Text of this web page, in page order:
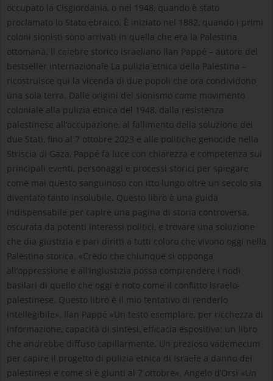
occupato la Cisgiordania, o nel 1948, quando è stato
proclamato lo Stato ebraico. È iniziato nel 1882, quando i primi
coloni sionisti sono arrivati in quella che era la Palestina
ottomana. Il celebre storico israeliano Ilan Pappé – autore del
bestseller internazionale La pulizia etnica della Palestina –
ricostruisce qui la vicenda di due popoli che ora condividono
una sola terra. Dalle origini del sionismo come movimento
coloniale alla pulizia etnica del 1948, dalla resistenza
palestinese all’occupazione, al fallimento della soluzione dei
due Stati, fino al 7 ottobre 2023 e alle politiche genocide nella
Striscia di Gaza, Pappé fa luce con chiarezza e competenza sui
principali eventi, personaggi e processi storici per spiegare
come mai questo sanguinoso con itto lungo oltre un secolo sia
diventato tanto insolubile. Questo libro è una guida
indispensabile per capire una pagina di storia controversa,
oscurata da potenti interessi politici, e trovare una soluzione
che dia giustizia e pari diritti a tutti coloro che vivono oggi nella
Palestina storica. «Credo che chiunque si opponga
all’oppressione e all’ingiustizia possa comprendere i nodi
basilari di quello che oggi è noto come il conflitto israelo-
palestinese. Questo libro è il mio tentativo di renderlo
intellegibile». Ilan Pappé «Un testo esemplare, per ricchezza di
informazione, capacità di sintesi, efficacia espositiva: un libro
che andrebbe diffuso capillarmente. Un prezioso vademecum
per capire il progetto di pulizia etnica di Israele a danno dei
palestinesi e come si è giunti al 7 ottobre». Angelo d’Orsi «Un